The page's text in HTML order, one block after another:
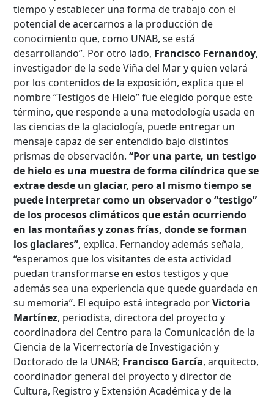
tiempo y establecer una forma de trabajo con el
potencial de acercarnos a la producción de
conocimiento que, como UNAB, se está
desarrollando”. Por otro lado, Francisco Fernandoy,
investigador de la sede Viña del Mar y quien velará
por los contenidos de la exposición, explica que el
nombre “Testigos de Hielo” fue elegido porque este
término, que responde a una metodología usada en
las ciencias de la glaciología, puede entregar un
mensaje capaz de ser entendido bajo distintos
prismas de observación.“Por una parte, un testigo
de hielo es una muestra de forma cilíndrica que se
extrae desde un glaciar, pero al mismo tiempo se
puede interpretar como un observador o “testigo”
de los procesos climáticos que están ocurriendo
en las montañas y zonas frías, donde se forman
los glaciares”, explica. Fernandoy además señala,
“esperamos que los visitantes de esta actividad
puedan transformarse en estos testigos y que
además sea una experiencia que quede guardada en
su memoria”. El equipo está integrado porVictoria
Martínez, periodista, directora del proyecto y
coordinadora del Centro para la Comunicación de la
Ciencia de la Vicerrectoría de Investigación y
Doctorado de la UNAB; Francisco García, arquitecto,
coordinador general del proyecto y director de
Cultura, Registro y Extensión Académica y de la